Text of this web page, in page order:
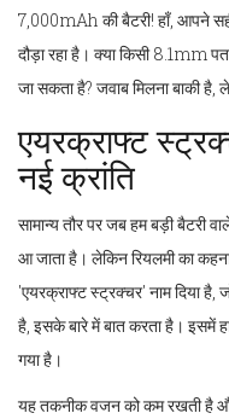
7,000mAh की बैटरी! हाँ, आपने
दौड़ा रहा है। क्या किसी 8.1mm
जा सकता है? जवाब मिलना बाकी है,
एयरक्राफ्ट
नई क्रांति
सामान्य तौर पर जब हम बड़ी बैटरी
आ जाता है। लेकिन रियलमी का
'एयरक्राफ्ट स्ट्रक्चर' नाम दिया
है, इसके बारे में बात करता है। इसमें
गया है।
यह तकनीक वजन को कम रखती है